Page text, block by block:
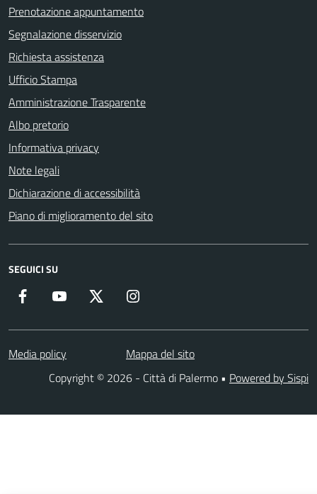
Prenotazione appuntamento
Segnalazione disservizio
Richiesta assistenza
Ufficio Stampa
Amministrazione Trasparente
Albo pretorio
Informativa privacy
Note legali
Dichiarazione di accessibilità
Piano di miglioramento del sito
SEGUICI SU
Facebook YouTube Twitter
Media policy
Mappa del sito
Copyright © 2026 - Città di Palermo • Powered by Sispi